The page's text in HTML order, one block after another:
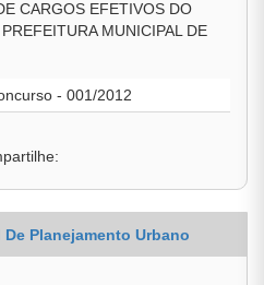
CARGOS EFETIVOS DO
MUNICIPAL DE
- 001/2012
Planejamento Urbano